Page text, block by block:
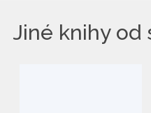
Jiné knihy od